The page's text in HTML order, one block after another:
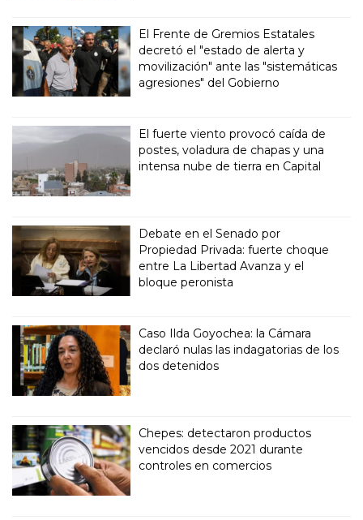
El Frente de Gremios Estatales
decretó el "estado de alerta y
movilización" ante las "sistemáticas
agresiones" del Gobierno
El fuerte viento provocó caída de
postes, voladura de chapas y una
intensa nube de tierra en Capital
Debate en el Senado por
Propiedad Privada: fuerte choque
entre La Libertad Avanza y el
bloque peronista
Caso Ilda Goyochea: la Cámara
declaró nulas las indagatorias de los
dos detenidos
Chepes: detectaron productos
vencidos desde 2021 durante
controles en comercios